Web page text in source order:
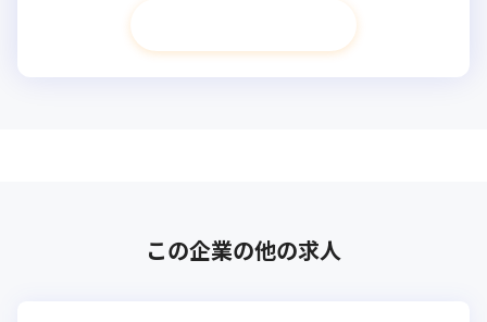
この企業の他の求人